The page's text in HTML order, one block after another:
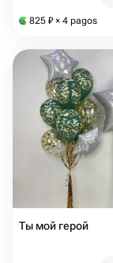
825 ₽ × 4 pagos
Ты мой герой